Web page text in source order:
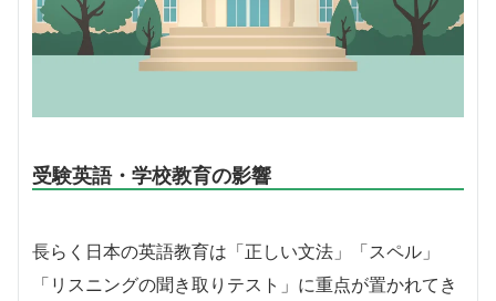
受験英語・学校教育の影響
長らく日本の英語教育は「正しい文法」「スペル」
「リスニングの聞き取りテスト」に重点が置かれてき